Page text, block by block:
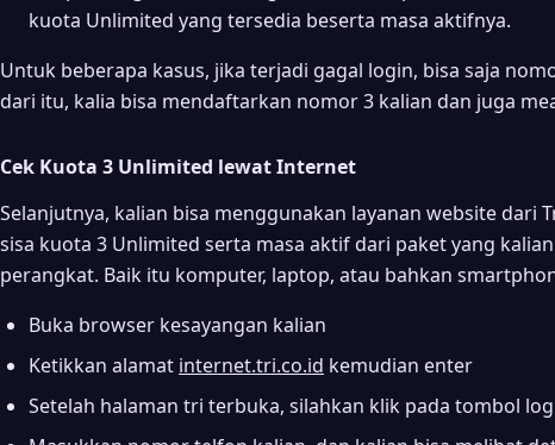
kuota Unlimited yang tersedia beserta masa aktifnya.
Untuk beberapa kasus, jika terjadi gagal login, bisa saja
dari itu, kalia bisa mendaftarkan nomor 3 kalian dan juga
Cek Kuota 3 Unlimited lewat Internet
Selanjutnya, kalian bisa menggunakan layanan website dari
sisa kuota 3 Unlimited serta masa aktif dari paket yang
perangkat. Baik itu komputer, laptop, atau bahkan
Buka browser kesayangan kalian
Ketikkan alamat internet.tri.co.id kemudian enter
Setelah halaman tri terbuka, silahkan klik pada tombol